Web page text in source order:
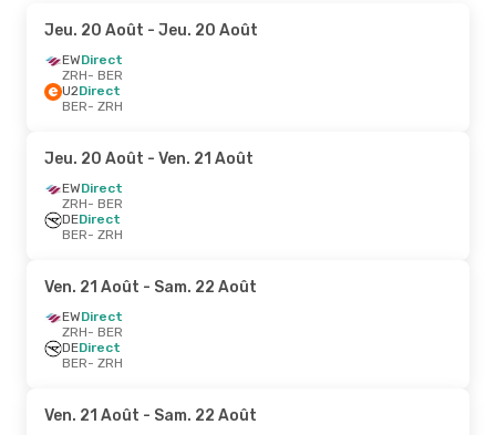
Jeu. 20 Août - Jeu. 20 Août
EWDirect
ZRH- BER
U2Direct
BER- ZRH
Jeu. 20 Août - Ven. 21 Août
EWDirect
ZRH- BER
DEDirect
BER- ZRH
Ven. 21 Août - Sam. 22 Août
EWDirect
ZRH- BER
DEDirect
BER- ZRH
Ven. 21 Août - Sam. 22 Août